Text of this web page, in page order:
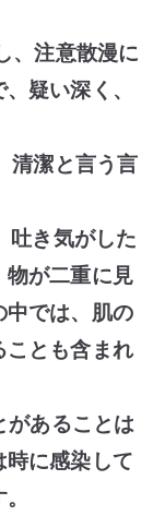
、注意散漫に
疑い深く、
清潔と言う言
吐き気がした
物が二重に見
中では、肌の
ことも含まれ
があることは
に感染して